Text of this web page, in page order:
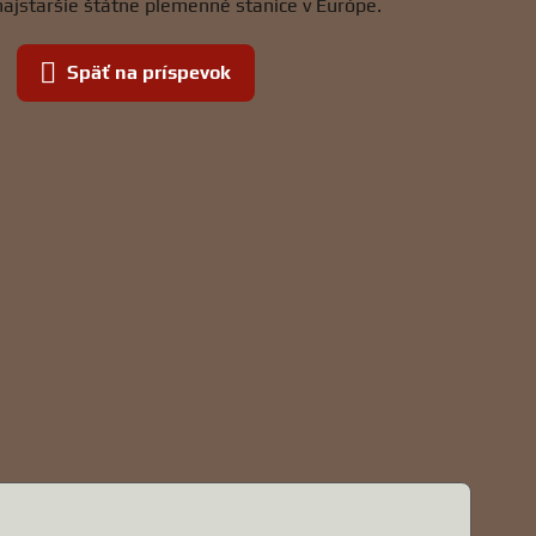
štátne plemenné stanice v Európe.
Späť na príspevok